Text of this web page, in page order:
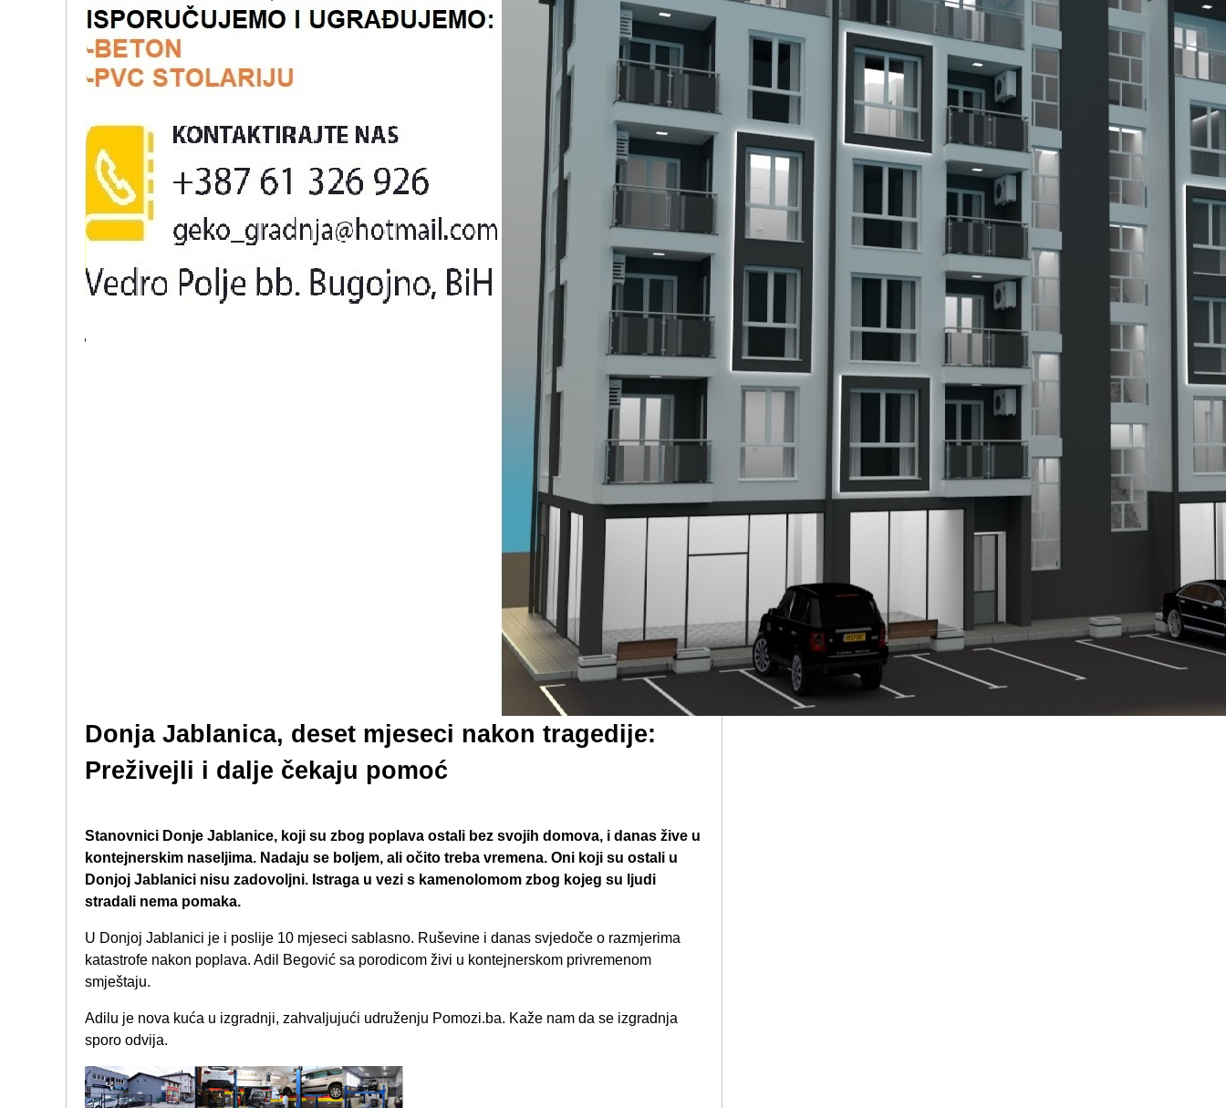
Donja Jablanica, deset mjeseci nakon tragedije:
Preživejli i dalje čekaju pomoć
Stanovnici Donje Jablanice, koji su zbog poplava ostali bez svojih domova, i danas žive u
kontejnerskim naseljima. Nadaju se boljem, ali očito treba vremena. Oni koji su ostali u
Donjoj Jablanici nisu zadovoljni. Istraga u vezi s kamenolomom zbog kojeg su ljudi
stradali nema pomaka.
U Donjoj Jablanici je i poslije 10 mjeseci sablasno. Ruševine i danas svjedoče o razmjerima
katastrofe nakon poplava. Adil Begović sa porodicom živi u kontejnerskom privremenom
smještaju.
Adilu je nova kuća u izgradnji, zahvaljujući udruženju Pomozi.ba. Kaže nam da se izgradnja
sporo odvija.